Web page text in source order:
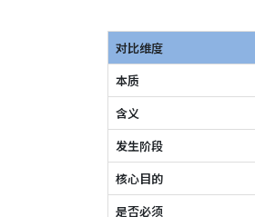
对比维度
本质
含义
发生阶段
核心目的
是否必须